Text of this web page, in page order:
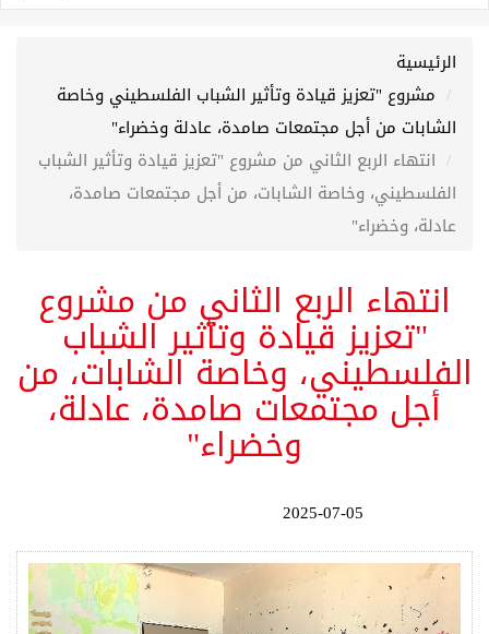
الرئيسية
مشروع "تعزيز قيادة وتأثير الشباب الفلسطيني وخاصة
الشابات من أجل مجتمعات صامدة، عادلة وخضراء"
انتهاء الربع الثاني من مشروع "تعزيز قيادة وتأثير الشباب
الفلسطيني، وخاصة الشابات، من أجل مجتمعات صامدة،
عادلة، وخضراء"
انتهاء الربع الثاني من مشروع
"تعزيز قيادة وتأثير الشباب
الفلسطيني، وخاصة الشابات، من
أجل مجتمعات صامدة، عادلة،
وخضراء"
2025-07-05